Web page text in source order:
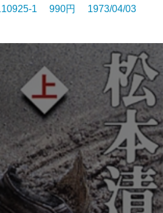
1 990円 1973/04/03